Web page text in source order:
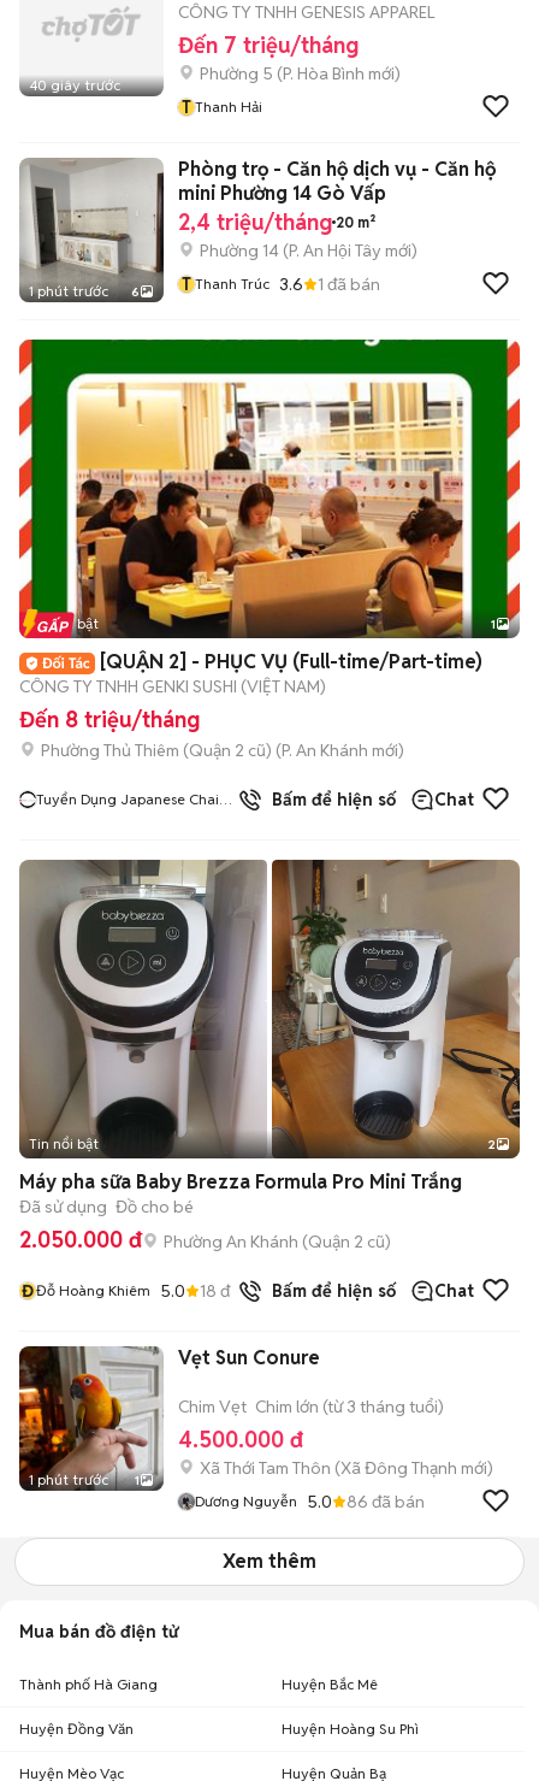
40 giây trước
CÔNG TY TNHH GENESIS APPAREL
Đến 7 triệu/tháng
Phường 5 (P. Hòa Bình mới)
T Thanh Hải
1 phút trước 6
Phòng trọ - Căn hộ dịch vụ - Căn hộ
mini Phường 14 Gò Vấp
2,4 triệu/tháng 20 m²
Phường 14 (P. An Hội Tây mới)
T Thanh Trúc 3.6 1 đã bán
Tin nổi bật 1
[QUẬN 2] - PHỤC VỤ (Full-time/Part-time)
CÔNG TY TNHH GENKI SUSHI (VIỆT NAM)
Đến 8 triệu/tháng
Phường Thủ Thiêm (Quận 2 cũ) (P. An Khánh mới)
Tuyển Dụng Japanese Chain
Bấm để hiện số Chat
Tin nổi bật 2
Máy pha sữa Baby Brezza Formula Pro Mini Trắng
Đã sử dụng Đồ cho bé
2.050.000 đ Phường An Khánh (Quận 2 cũ)
ĐĐỗ Hoàng Khiêm 5.0 18 đã bán Bấm để hiện số Chat
1 phút trước 1
Vẹt Sun Conure
Chim Vẹt Chim lớn (từ 3 tháng tuổi)
4.500.000 đ
Xã Thới Tam Thôn (Xã Đông Thạnh mới)
Dương Nguyễn 5.0 86 đã bán
Xem thêm
Mua bán đồ điện tử
Thành phố Hà Giang Huyện Bắc Mê
Huyện Đồng Văn Huyện Hoàng Su Phì
Huyện Mèo Vạc Huyện Quản Bạ